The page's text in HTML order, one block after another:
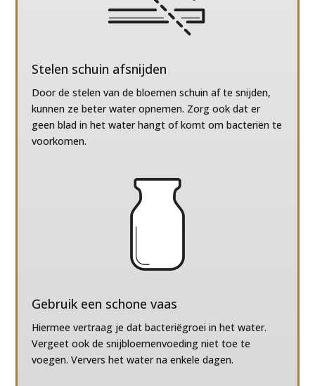
Stelen schuin afsnijden
Door de stelen van de bloemen schuin af te snijden,
kunnen ze beter water opnemen. Zorg ook dat er
geen blad in het water hangt of komt om bacteriën te
voorkomen.
Gebruik een schone vaas
Hiermee vertraag je dat bacteriëgroei in het water.
Vergeet ook de snijbloemenvoeding niet toe te
voegen. Ververs het water na enkele dagen.